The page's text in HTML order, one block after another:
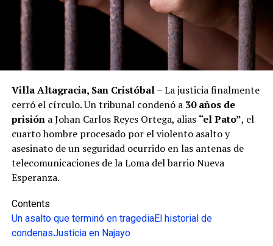
Villa Altagracia, San Cristóbal– La justicia finalmente
cerró el círculo. Un tribunal condenó a 30 años de
prisióna Johan Carlos Reyes Ortega, alias “el Pato”, el
cuarto hombre procesado por el violento asalto y
asesinato de un seguridad ocurrido en las antenas de
telecomunicaciones de la Loma del barrio Nueva
Esperanza.
Contents
Un asalto que terminó en tragediaEl historial de
condenasJusticia en Najayo